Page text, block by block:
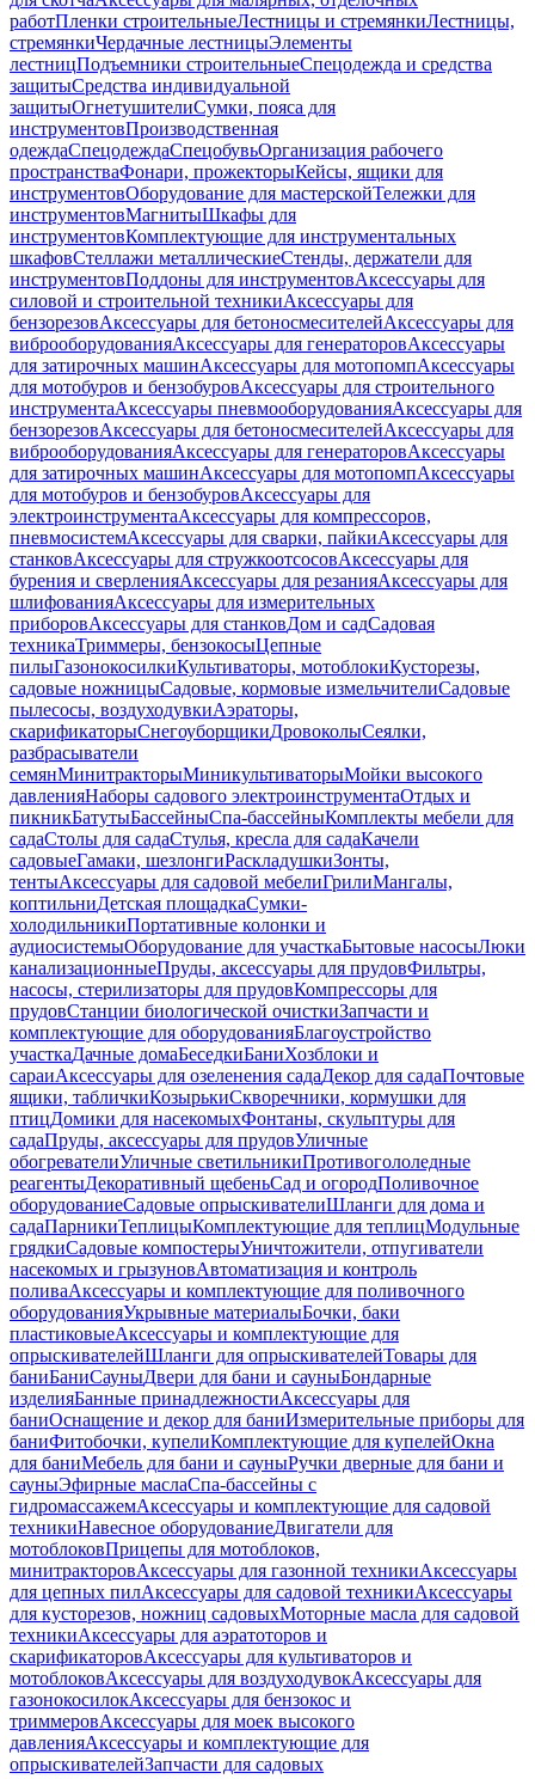
работПленки строительныеЛестницы и стремянкиЛестницы,
стремянкиЧердачные лестницыЭлементы
лестницПодъемники строительныеСпецодежда и средства
защитыСредства индивидуальной
защитыОгнетушителиСумки, пояса для
инструментовПроизводственная
одеждаСпецодеждаСпецобувьОрганизация рабочего
пространстваФонари, прожекторыКейсы, ящики для
инструментовОборудование для мастерскойТележки для
инструментовМагнитыШкафы для
инструментовКомплектующие для инструментальных
шкафовСтеллажи металлическиеСтенды, держатели для
инструментовПоддоны для инструментовАксессуары для
силовой и строительной техникиАксессуары для
бензорезовАксессуары для бетоносмесителейАксессуары для
виброоборудованияАксессуары для генераторовАксессуары
для затирочных машинАксессуары для мотопомпАксессуары
для мотобуров и бензобуровАксессуары для строительного
инструментаАксессуары пневмооборудованияАксессуары для
бензорезовАксессуары для бетоносмесителейАксессуары для
виброоборудованияАксессуары для генераторовАксессуары
для затирочных машинАксессуары для мотопомпАксессуары
для мотобуров и бензобуровАксессуары для
электроинструментаАксессуары для компрессоров,
пневмосистемАксессуары для сварки, пайкиАксессуары для
станковАксессуары для стружкоотсосовАксессуары для
бурения и сверленияАксессуары для резанияАксессуары для
шлифованияАксессуары для измерительных
приборовАксессуары для станковДом и садСадовая
техникаТриммеры, бензокосыЦепные
пилыГазонокосилкиКультиваторы, мотоблокиКусторезы,
садовые ножницыСадовые, кормовые измельчителиСадовые
пылесосы, воздуходувкиАэраторы,
скарификаторыСнегоуборщикиДровоколыСеялки,
разбрасыватели
семянМинитракторыМиникультиваторыМойки высокого
давленияНаборы садового электроинструментаОтдых и
пикникБатутыБассейныСпа-бассейныКомплекты мебели для
садаСтолы для садаСтулья, кресла для садаКачели
садовыеГамаки, шезлонгиРаскладушкиЗонты,
тентыАксессуары для садовой мебелиГрилиМангалы,
коптильниДетская площадкаСумки-
холодильникиПортативные колонки и
аудиосистемыОборудование для участкаБытовые насосыЛюки
канализационныеПруды, аксессуары для прудовФильтры,
насосы, стерилизаторы для прудовКомпрессоры для
прудовСтанции биологической очисткиЗапчасти и
комплектующие для оборудованияБлагоустройство
участкаДачные домаБеседкиБаниХозблоки и
сараиАксессуары для озеленения садаДекор для садаПочтовые
ящики, табличкиКозырькиСкворечники, кормушки для
птицДомики для насекомыхФонтаны, скульптуры для
садаПруды, аксессуары для прудовУличные
обогревателиУличные светильникиПротивогололедные
реагентыДекоративный щебеньСад и огородПоливочное
оборудованиеСадовые опрыскивателиШланги для дома и
садаПарникиТеплицыКомплектующие для теплицМодульные
грядкиСадовые компостерыУничтожители, отпугиватели
насекомых и грызуновАвтоматизация и контроль
поливаАксессуары и комплектующие для поливочного
оборудованияУкрывные материалыБочки, баки
пластиковыеАксессуары и комплектующие для
опрыскивателейШланги для опрыскивателейТовары для
баниБаниСауныДвери для бани и сауныБондарные
изделияБанные принадлежностиАксессуары для
баниОснащение и декор для баниИзмерительные приборы для
баниФитобочки, купелиКомплектующие для купелейОкна
для баниМебель для бани и сауныРучки дверные для бани и
сауныЭфирные маслаСпа-бассейны с
гидромассажемАксессуары и комплектующие для садовой
техникиНавесное оборудованиеДвигатели для
мотоблоковПрицепы для мотоблоков,
минитракторовАксессуары для газонной техникиАксессуары
для цепных пилАксессуары для садовой техникиАксессуары
для кусторезов, ножниц садовыхМоторные масла для садовой
техникиАксессуары для аэратоторов и
скарификаторовАксессуары для культиваторов и
мотоблоковАксессуары для воздуходувокАксессуары для
газонокосилокАксессуары для бензокос и
триммеровАксессуары для моек высокого
давленияАксессуары и комплектующие для
опрыскивателейЗапчасти для садовых